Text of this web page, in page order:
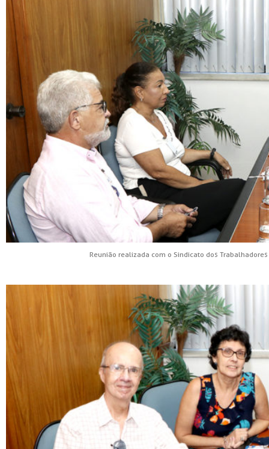
Reunião realizada com o Sindicato dos